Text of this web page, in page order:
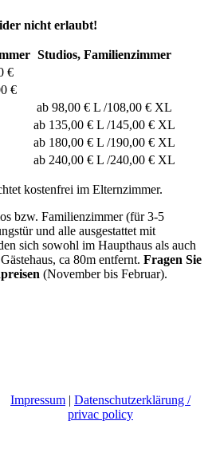
nicht erlaubt!
Studios, Familienzimmer
€
€
ab 98,00 € L /108,00 € XL
ab 135,00 € L /145,00 € XL
ab 180,00 € L /190,00 € XL
ab 240,00 € L /240,00 € XL
kostenfrei im Elternzimmer.
bzw. Familienzimmer (für 3-5
und alle ausgestattet mit
sich sowohl im Haupthaus als auch
ca 80m entfernt. Fragen Sie
(November bis Februar).
Impressum | Datenschutzerklärung /
privac policy